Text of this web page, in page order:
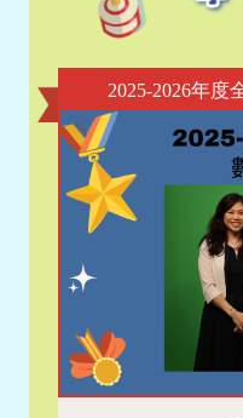
2025-2026年度